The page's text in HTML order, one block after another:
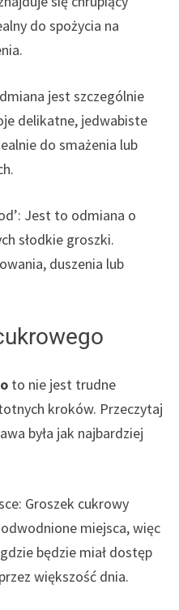
do spożycia na
jest szczególnie
delikatne, jedwabiste
do smażenia lub
Jest to odmiana o
słodkie groszki.
duszenia lub
to nie jest trudne
kroków. Przeczytaj
była jak najbardziej
Groszek cukrowy
miejsca, więc
będzie miał dostęp
większość dnia.